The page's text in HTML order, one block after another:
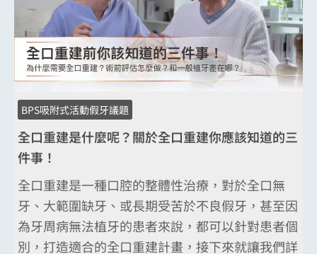
BPS吸附式活動假牙議題
全口重建是什麼呢？關於全口重建你應該知道的三
件事！
全口重建是一種口腔的整體性治療，對於全口無
牙、大範圍缺牙、或長期受苦於不良假牙，甚至因
為牙周病無法植牙的患者來說，都可以針對患者個
別，打造適合的全口重建計畫，接下來就讓我們詳